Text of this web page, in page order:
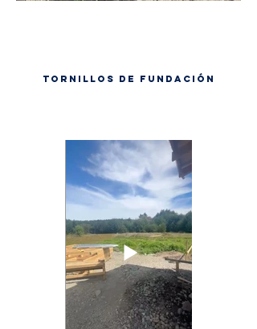
Tornillos de fundación